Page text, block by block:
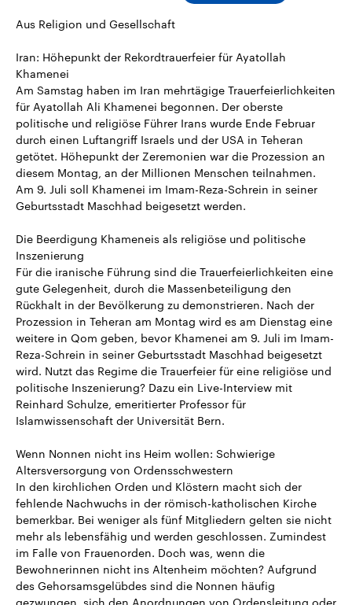
Aus Religion und Gesellschaft
Iran: Höhepunkt der Rekordtrauerfeier für Ayatollah
Khamenei
Am Samstag haben im Iran mehrtägige Trauerfeierlichkeiten
für Ayatollah Ali Khamenei begonnen. Der oberste
politische und religiöse Führer Irans wurde Ende Februar
durch einen Luftangriff Israels und der USA in Teheran
getötet. Höhepunkt der Zeremonien war die Prozession an
diesem Montag, an der Millionen Menschen teilnahmen.
Am 9. Juli soll Khamenei im Imam-Reza-Schrein in seiner
Geburtsstadt Maschhad beigesetzt werden.
Die Beerdigung Khameneis als religiöse und politische
Inszenierung
Für die iranische Führung sind die Trauerfeierlichkeiten eine
gute Gelegenheit, durch die Massenbeteiligung den
Rückhalt in der Bevölkerung zu demonstrieren. Nach der
Prozession in Teheran am Montag wird es am Dienstag eine
weitere in Qom geben, bevor Khamenei am 9. Juli im Imam-
Reza-Schrein in seiner Geburtsstadt Maschhad beigesetzt
wird. Nutzt das Regime die Trauerfeier für eine religiöse und
politische Inszenierung? Dazu ein Live-Interview mit
Reinhard Schulze, emeritierter Professor für
Islamwissenschaft der Universität Bern.
Wenn Nonnen nicht ins Heim wollen: Schwierige
Altersversorgung von Ordensschwestern
In den kirchlichen Orden und Klöstern macht sich der
fehlende Nachwuchs in der römisch-katholischen Kirche
bemerkbar. Bei weniger als fünf Mitgliedern gelten sie nicht
mehr als lebensfähig und werden geschlossen. Zumindest
im Falle von Frauenorden. Doch was, wenn die
Bewohnerinnen nicht ins Altenheim möchten? Aufgrund
des Gehorsamsgelübdes sind die Nonnen häufig
gezwungen, sich den Anordnungen von Ordensleitung oder